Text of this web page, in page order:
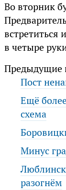
Во вторник
встретиться
в четыре
Предыдущие
Пост
Ещё
схема
Минус
разогнём